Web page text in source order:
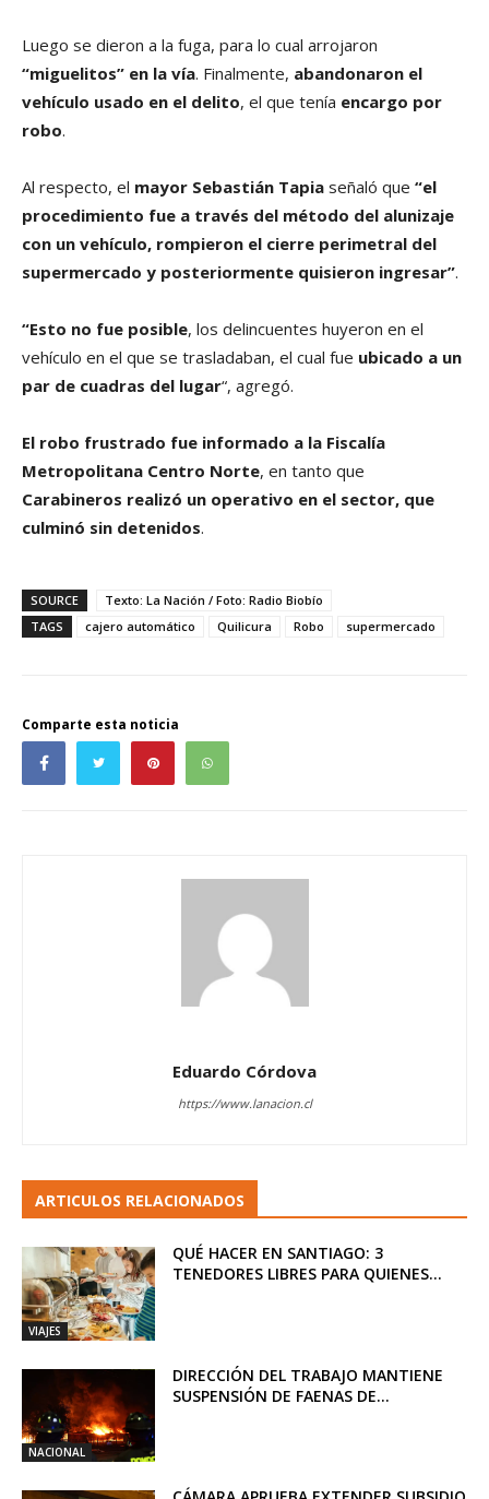
Luego se dieron a la fuga, para lo cual arrojaron
“miguelitos” en la vía. Finalmente, abandonaron el
vehículo usado en el delito, el que tenía encargo por
robo.
Al respecto, el mayor Sebastián Tapia señaló que “el
procedimiento fue a través del método del alunizaje
con un vehículo, rompieron el cierre perimetral del
supermercado y posteriormente quisieron ingresar”.
“Esto no fue posible, los delincuentes huyeron en el
vehículo en el que se trasladaban, el cual fue ubicado a un
par de cuadras del lugar“, agregó.
El robo frustrado fue informado a la Fiscalía
Metropolitana Centro Norte, en tanto que
Carabineros realizó un operativo en el sector, que
culminó sin detenidos.
SOURCE
Texto: La Nación / Foto: Radio Biobío
TAGS
cajero automático Quilicura Robo supermercado
Comparte esta noticia
Eduardo Córdova
https://www.lanacion.cl
ARTICULOS RELACIONADOS
VIAJES
QUÉ HACER EN SANTIAGO: 3
TENEDORES LIBRES PARA QUIENES...
NACIONAL
DIRECCIÓN DEL TRABAJO MANTIENE
SUSPENSIÓN DE FAENAS DE...